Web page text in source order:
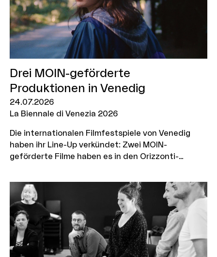
Drei MOIN-geförderte
Produktionen in Venedig
24.07.2026
La Biennale di Venezia 2026
Die internationalen Filmfestspiele von Venedig
haben ihr Line-Up verkündet: Zwei MOIN-
geförderte Filme haben es in den Orizzonti-